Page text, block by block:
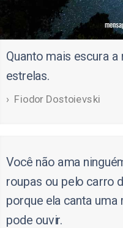
Quanto mais escura
estrelas.
Fiodor Dostoievski
Você não ama
roupas ou pelo carro
porque ela canta uma
pode ouvir.